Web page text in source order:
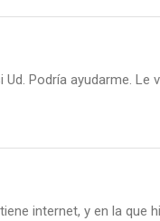
Podría ayudarme. Le
internet, y en la que